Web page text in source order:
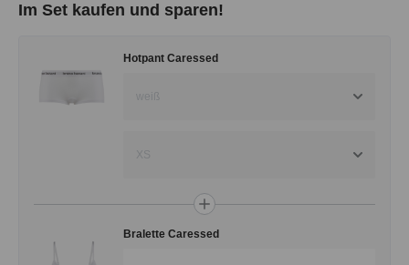
Im Set kaufen und sparen!
Hotpant Caressed
weiß
XS
Bralette Caressed